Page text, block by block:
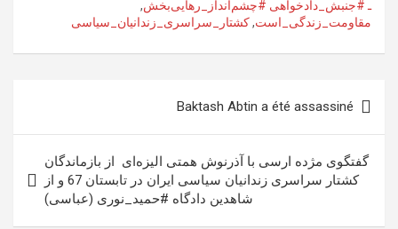
ـ #جنبش_دادخواهی #چشم‌انداز_رهایی‌بخش,
مقاومت_زندگی_است,کشتار_سراسری_زندانیان_سیاسی
نوشته
Baktash Abtin a été assassiné
گفتگوی مژده ارسی با آذرنوش همتی الیزه‌ای ‏ از بازماندگان
کشتار سراسری زندانیان سیاسی ایران در تابستان 67‏ و از
شاهدین دادگاه #حمید_نوری (عباسی)